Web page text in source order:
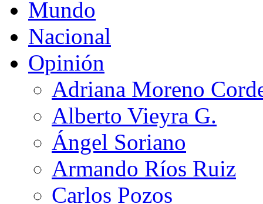
Mundo
Nacional
Opinión
Adriana Moreno
Alberto Vieyra G.
Ángel Soriano
Armando Ríos Ruiz
Carlos Pozos